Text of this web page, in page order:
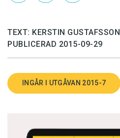
till svenska.
TEXT: KERSTIN GUSTAFSSON
PUBLICERAD 2015-09-29
INGÅR I UTGÅVAN 2015-7